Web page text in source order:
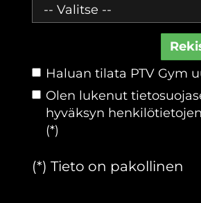
Haluan tilata PTV Gym
Olen lukenut
hyväksyn
(*)
(*) Tieto on pakollinen